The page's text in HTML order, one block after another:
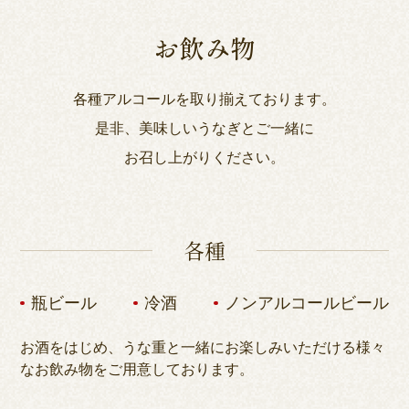
お飲み物
各種アルコールを取り揃えております。
是非、美味しいうなぎとご一緒に
お召し上がりください。
各種
瓶ビール 冷酒 ノンアルコールビール
お酒をはじめ、うな重と一緒にお楽しみいただける様々
なお飲み物をご用意しております。